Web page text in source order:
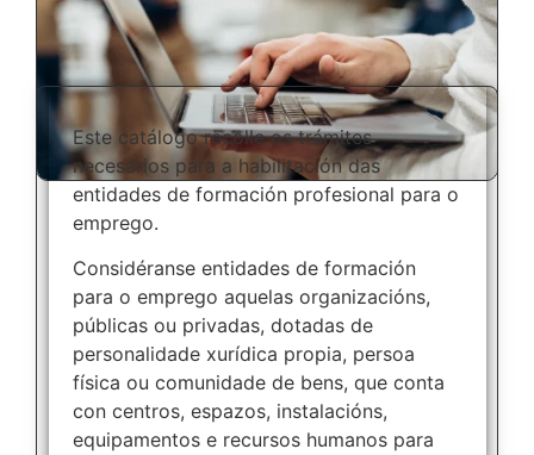
Este catálogo recolle os trámites
necesarios para a habilitación das
entidades de formación profesional para o
emprego.
Considéranse entidades de formación
para o emprego aquelas organizacións,
públicas ou privadas, dotadas de
personalidade xurídica propia, persoa
física ou comunidade de bens, que conta
con centros, espazos, instalacións,
equipamentos e recursos humanos para